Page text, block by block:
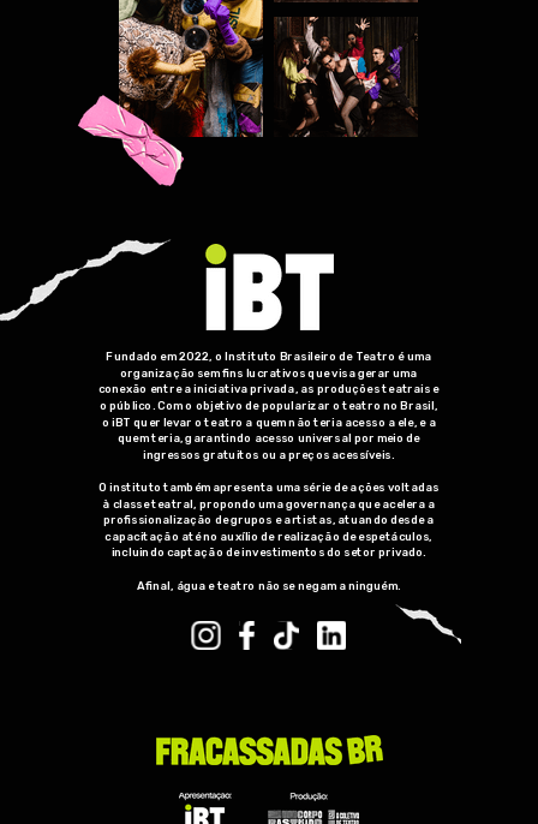
Fundado em 2022, o Instituto Brasileiro de Teatro é uma
organização sem fins lucrativos que visa gerar uma
conexão entre a iniciativa privada, as produções teatrais e
o público. Com o objetivo de popularizar o teatro no Brasil,
o iBT quer levar o teatro a quem não teria acesso a ele, e a
quem teria, garantindo acesso universal por meio de
ingressos gratuitos ou a preços acessíveis.
O instituto também apresenta uma série de ações voltadas
à classe teatral, propondo uma governança que acelera a
profissionalização de grupos e artistas, atuando desde a
capacitação até no auxílio de realização de espetáculos,
incluindo captação de investimentos do setor privado.
Afinal, água e teatro não se negam a ninguém.